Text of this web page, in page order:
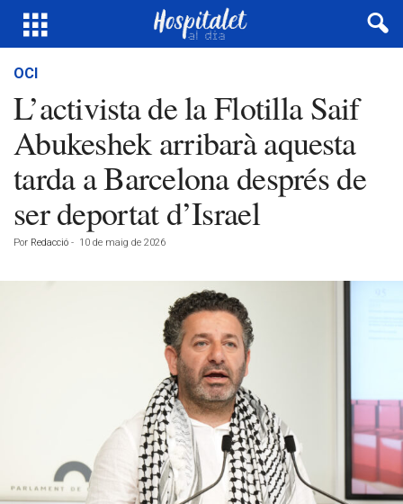
OCI
L’activista de la Flotilla Saif
Abukeshek arribarà aquesta
tarda a Barcelona després de
ser deportat d’Israel
Por Redacció - 10 de maig de 2026